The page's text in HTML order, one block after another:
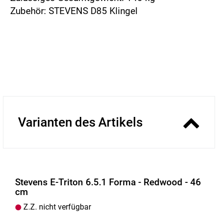
Zubehör: STEVENS D85 Klingel
Varianten des Artikels
Stevens E-Triton 6.5.1 Forma - Redwood - 46
cm
Z.Z. nicht verfügbar